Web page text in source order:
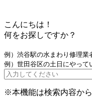
こんにちは！
何をお探しですか？
例）渋谷駅の水まわり修理業
例）世田谷区の土日にやって
※本機能は検索内容か